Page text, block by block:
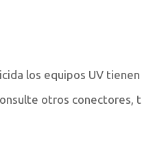
los equipos UV
otros conectores,